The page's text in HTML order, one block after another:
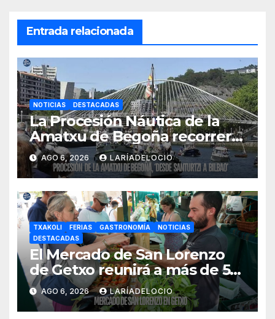
Entrada relacionada
NOTICIAS DESTACADAS
La Procesión Náutica de la
Amatxu de Begoña recorrerá
la ría el 14 de agosto con siete
embarcaciones
AGO 6, 2026 LARÍADELOCIO
TXAKOLI FERIAS GASTRONOMÍA
NOTICIAS
DESTACADAS
El Mercado de San Lorenzo
de Getxo reunirá a más de 50
productores del País Vasco
AGO 6, 2026 LARÍADELOCIO